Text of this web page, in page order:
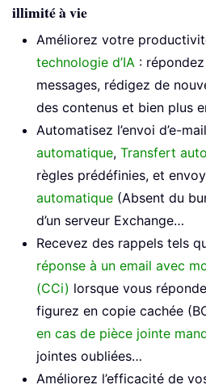
illimité à vie
Améliorez votre
technologie d’IA :
messages, rédigez de
des contenus et bien plus
Automatisez l’envoi d’e-
automatique, Transfert
règles prédéfinies, et
automatique (Absent du
d’un serveur Exchange…
Recevez des rappels tels
réponse à un email avec
(CCi) lorsque vous
figurez en copie cachée
en cas de pièce jointe
jointes oubliées…
Améliorez l’efficacité de